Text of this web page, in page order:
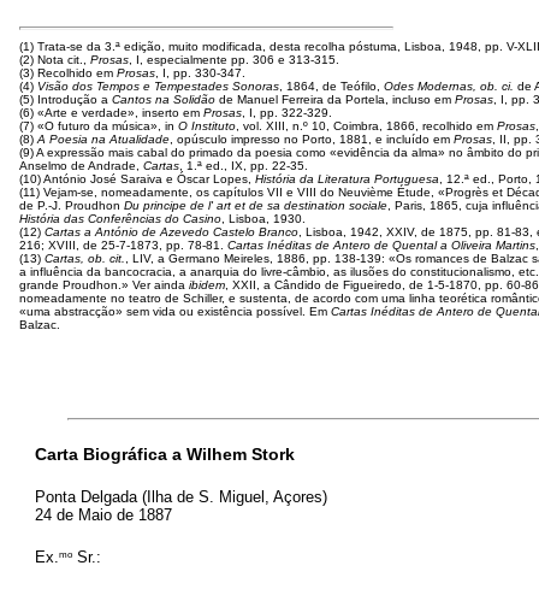
(1) Trata-se da 3.ª edição, muito modificada, desta recolha póstuma, Lisboa, 1948, pp. V-
(2) Nota cit., Prosas , I, especialmente pp. 306 e 313-315.
(3) Recolhido em Prosas , I, pp. 330-347.
(4) Visão dos Tempos e Tempestades Sonoras , 1864, de Teófilo, Odes Modernas, ob. ci. de
(5) Introdução a Cantos na Solidão de Manuel Ferreira da Portela, incluso em Prosas , I, pp.
(6) «Arte e verdade», inserto em Prosas , I, pp. 322-329.
(7) «O futuro da música», in O Instituto , vol. XIII, n.º 10, Coimbra, 1866, recolhido em Prosas
(8) A Poesia na Atualidade , opúsculo impresso no Porto, 1881, e incluído em Prosas , II, pp.
(9) A expressão mais cabal do primado da poesia como «evidência da alma» no âmbito do
Anselmo de Andrade, Cartas , 1.ª ed., IX, pp. 22-35.
(10) António José Saraiva e Óscar Lopes, História da Literatura Portuguesa , 12.ª ed.,
(11) Vejam-se, nomeadamente, os capítulos VII e VIII do Neuvième Étude, «Progrès et
de P.-J. Proudhon Du principe de l' art et de sa destination sociale , Paris, 1865, cuja
História das Conferências do Casino , Lisboa, 1930.
(12) Cartas a António de Azevedo Castelo Branco , Lisboa, 1942, XXIV, de 1875, pp. 81-
216; XVIII, de 25-7-1873, pp. 78-81. Cartas Inéditas de Antero de Quental a Oliveira Martins
(13) Cartas, ob. cit.
, LIV, a Germano Meireles, 1886, pp. 138-139: «Os romances de
a influência da bancocracia, a anarquia do livre-câmbio, as ilusões do constitucionalismo,
grande Proudhon.» Ver ainda ibidem , XXII, a Cândido de Figueiredo, de 1-5-1870, pp. 60-
nomeadamente no teatro de Schiller, e sustenta, de acordo com uma linha teorética
«uma abstracção» sem vida ou existência possível. Em Cartas Inéditas de Antero de
Balzac.
Carta Biográfica a Wilhem Stork
Ponta Delgada (Ilha de S. Miguel, Açores)
24 de Maio de 1887
Ex.mo Sr.: